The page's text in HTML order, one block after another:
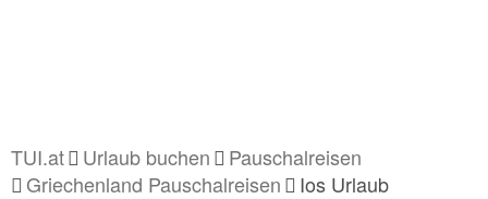
TUI.at Urlaub buchen
Pauschalreisen
Griechenland Pauschalreisen
Ios Urlaub